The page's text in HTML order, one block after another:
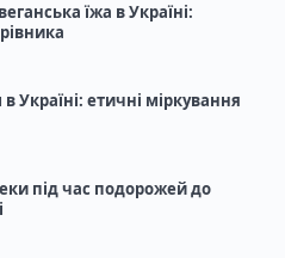
їжа в Україні:
Україні: етичні міркування
під час подорожей до